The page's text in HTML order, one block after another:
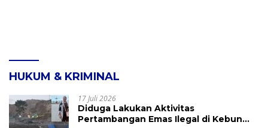
HUKUM & KRIMINAL
17 Juli 2026
Diduga Lakukan Aktivitas
Pertambangan Emas Ilegal di Kebun